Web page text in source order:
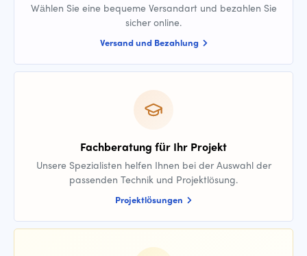
Wählen Sie eine bequeme Versandart und bezahlen Sie
sicher online.
Versand und Bezahlung
Fachberatung für Ihr Projekt
Unsere Spezialisten helfen Ihnen bei der Auswahl der
passenden Technik und Projektlösung.
Projektlösungen